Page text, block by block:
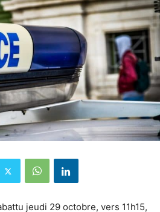
jeudi 29 octobre, vers 11h15,